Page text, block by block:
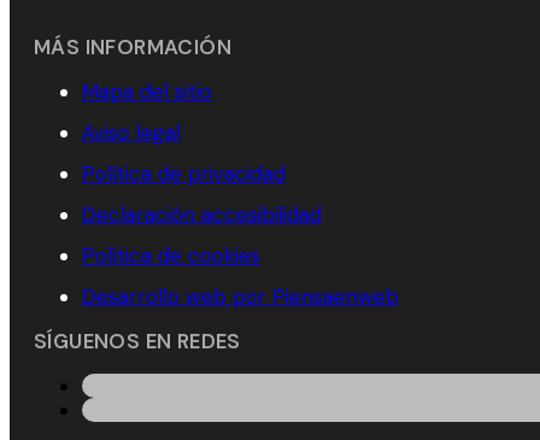
MÁS INFORMACIÓN
Mapa del sitio
Aviso legal
Política de privacidad
Declaración accesibilidad
Política de cookies
Desarrollo web por Piensaenweb
SÍGUENOS EN REDES